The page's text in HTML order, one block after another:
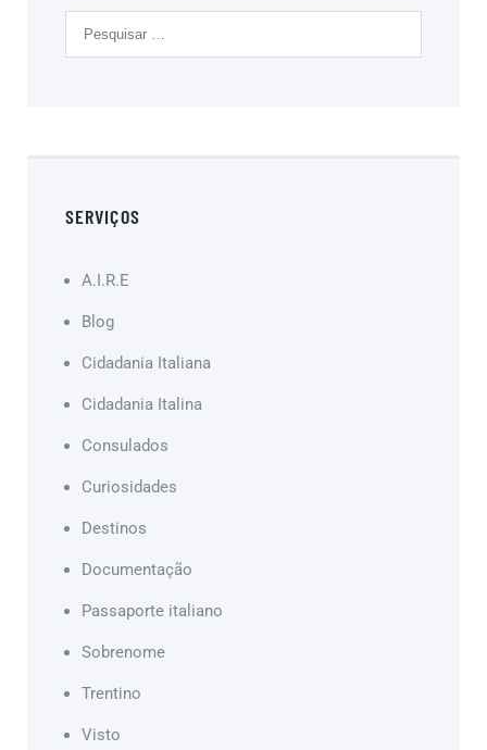
SERVIÇOS
A.I.R.E
Blog
Cidadania Italiana
Cidadania Italina
Consulados
Curiosidades
Destinos
Documentação
Passaporte italiano
Sobrenome
Trentino
Visto